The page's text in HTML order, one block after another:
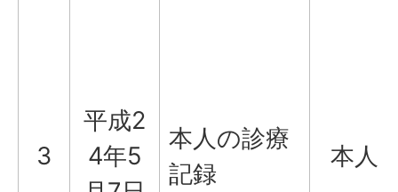
3
平成2
4年5
本人の診療
記録
本人